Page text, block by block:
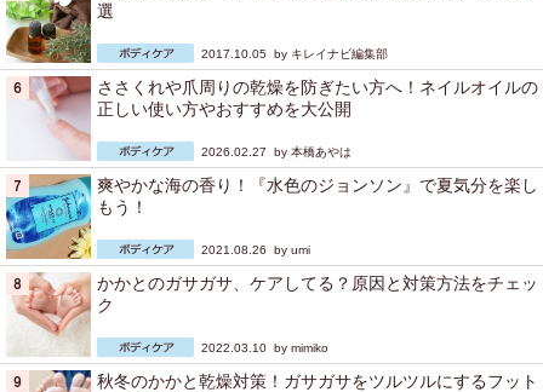
選
2017.10.05 by キレイナビ編集部
ささくれや爪周りの乾燥を防ぎたい方へ！ネイルオイルの
正しい使い方やおすすめを大公開
2026.02.27 by 本橋あやは
爽やかな海の香り！『水色のジョンソン』で夏気分を楽し
もう！
2021.08.26 by umi
かかとのガサガサ、ケアしてる？原因と対策方法をチェッ
ク
2022.03.10 by mimiko
秋冬のかかと乾燥対策！ガサガサをツルツルにするフット